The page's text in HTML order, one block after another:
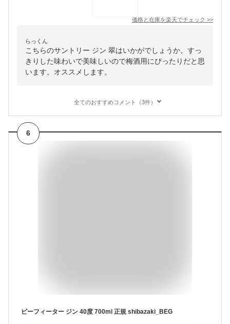
価格と在庫を楽天でチェック >>
らっくん
こちらのサントリー ジン 翠はいかがでしょうか。すっ
きりした味わいで美味しいので梅酒用にぴったりだと思
います。オススメします。
全てのおすすめコメント（3件）
6
ビーフィーター ジン 40度 700ml 正規 shibazaki_BEG